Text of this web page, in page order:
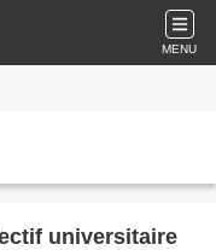
MENU
universitaire